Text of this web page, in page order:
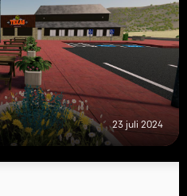
23 juli 2024